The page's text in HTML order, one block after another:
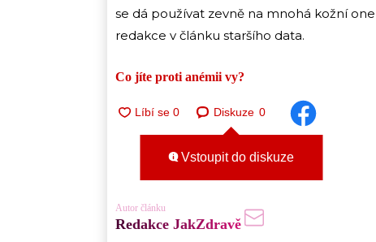
se dá používat zevně na mnohá kožní
redakce v článku staršího data.
Co jíte proti anémii vy?
Diskuze 0
Vstoupit do diskuze
Autor článku
Redakce JakZdravě